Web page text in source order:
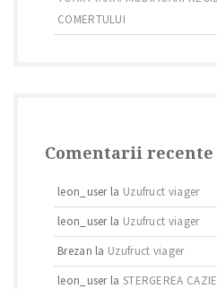
COMERTULUI
Comentarii recente
leon_userla Uzufruct viager
leon_userla Uzufruct viager
Brezan la Uzufruct viager
leon_userla STERGEREA